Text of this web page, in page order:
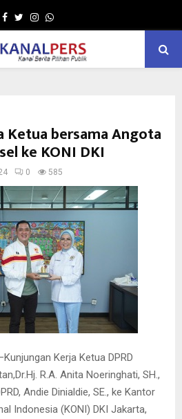
Facebook
TwitterInstagram
Whatsapp
Ketua bersama Angota
ke KONI DKI
0 585
Kerja Ketua DPRD
R.A. Anita Noeringhati, SH.,
Andie Dinialdie, SE., ke Kantor
Indonesia (KONI) DKI Jakarta,